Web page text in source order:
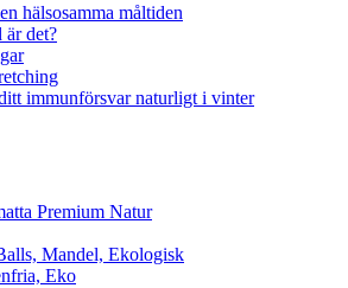
hälsosamma måltiden
är det?
immunförsvar naturligt i vinter
Premium Natur
Mandel, Ekologisk
Eko